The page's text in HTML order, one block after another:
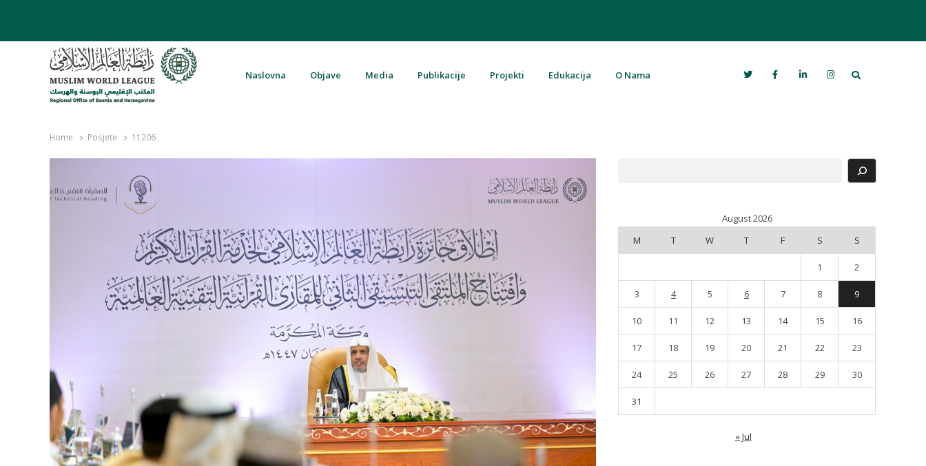
Naslovna Objave Media Publikacije Projekti Edukacija O Nama Search
Home Posjete 11206
August 2026
M
T W T F S S
1 2
3 4 5 6 7 8 9
10 11 12 13 14 15 16
17 18 19 20 21 22 23
24 25 26 27 28 29 30
31
« Jul